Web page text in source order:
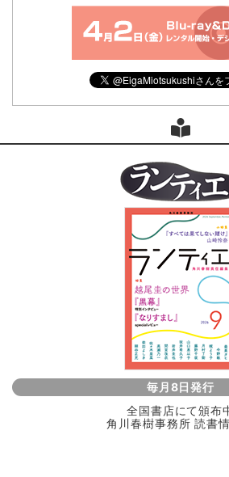
毎月8日発行
全国書店にて頒布
角川春樹事務所 読書